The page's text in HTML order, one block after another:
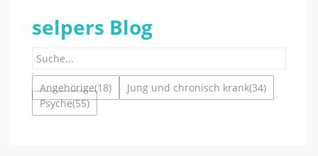
selpers Blog
Angehörige(18) Jung und chronisch krank(34)
Psyche(55)